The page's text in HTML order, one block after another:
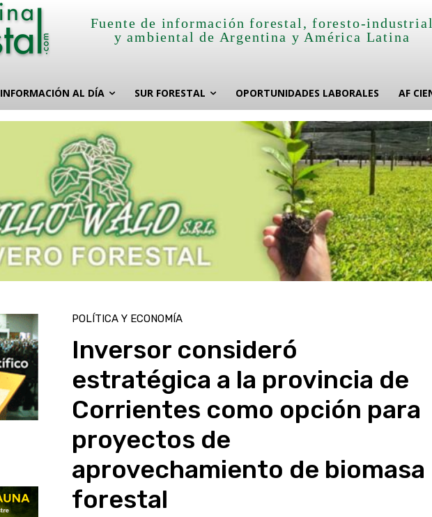
Fuente de información forestal, foresto-industrial
y ambiental de Argentina y América Latina
INFORMACIÓN AL DÍA SUR FORESTAL OPORTUNIDADES LABORALES AF
POLÍTICA Y ECONOMÍA
Inversor consideró
estratégica a la provincia de
Corrientes como opción para
proyectos de
aprovechamiento de biomasa
forestal